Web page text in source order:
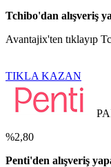
Tchibo'dan alışveriş
Avantajix'ten tıklayıp
TIKLA KAZAN
%2,80
Penti'den alışveriş